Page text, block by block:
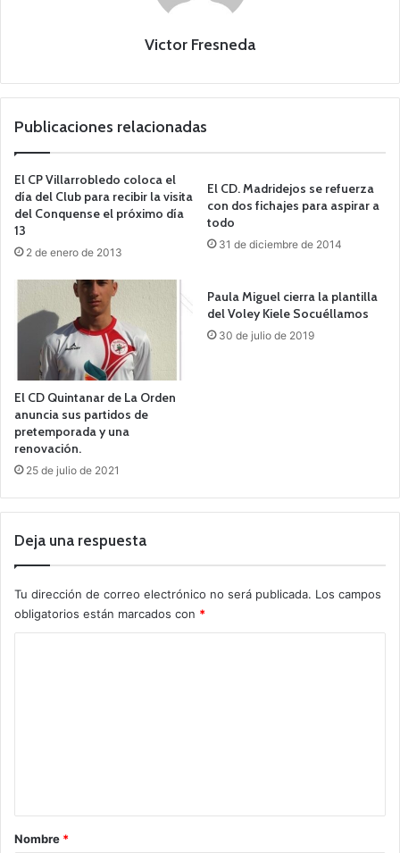
Victor Fresneda
Publicaciones relacionadas
El CP Villarrobledo coloca el
día del Club para recibir la visita
del Conquense el próximo día
13
2 de enero de 2013
El CD. Madridejos se refuerza
con dos fichajes para aspirar a
todo
31 de diciembre de 2014
El CD Quintanar de La Orden
anuncia sus partidos de
pretemporada y una
renovación.
25 de julio de 2021
Paula Miguel cierra la plantilla
del Voley Kiele Socuéllamos
30 de julio de 2019
Deja una respuesta
Tu dirección de correo electrónico no será publicada. Los campos
obligatorios están marcados con *
rNombre *